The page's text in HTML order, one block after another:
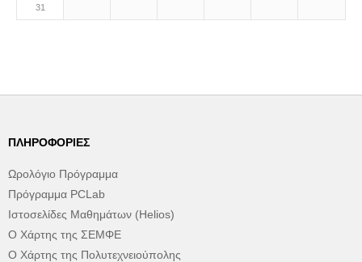
31
ΠΛΗΡΟΦΟΡΊΕΣ
Ωρολόγιο Πρόγραμμα
Πρόγραμμα PCLab
Ιστοσελίδες Μαθημάτων (Helios)
Ο Χάρτης της ΣΕΜΦΕ
Ο Χάρτης της Πολυτεχνειούπολης